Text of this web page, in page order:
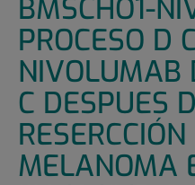
BMSCHO1-
PROCESO D
NIVOLUMAB
C DESPUES
MELANOMA